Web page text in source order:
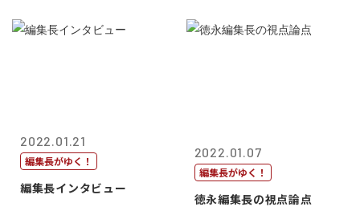
2022.01.21
編集長がゆく！
編集長インタビュー
2022.01.07
編集長がゆく！
徳永編集長の視点論点